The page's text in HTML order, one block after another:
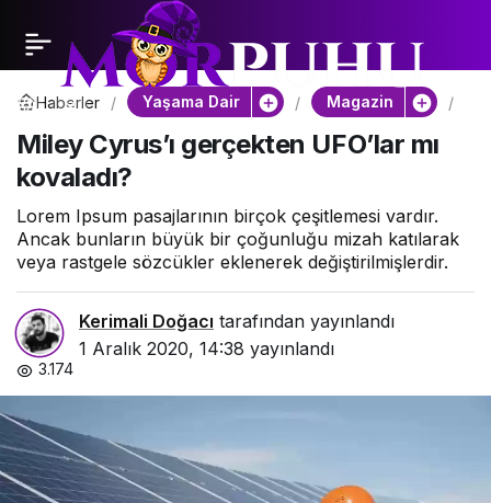
Haberler Yaşama Dair Magazin
’
e
Miley Cyrus’ı gerçekten UFO’lar mı
kovaladı?
Lorem Ipsum pasajlarının birçok çeşitlemesi vardır.
Ancak bunların büyük bir çoğunluğu mizah katılarak
veya rastgele sözcükler eklenerek değiştirilmişlerdir.
Kerimali Doğacı tarafından yayınlandı
1 Aralık 2020, 14:38 yayınlandı
3.174